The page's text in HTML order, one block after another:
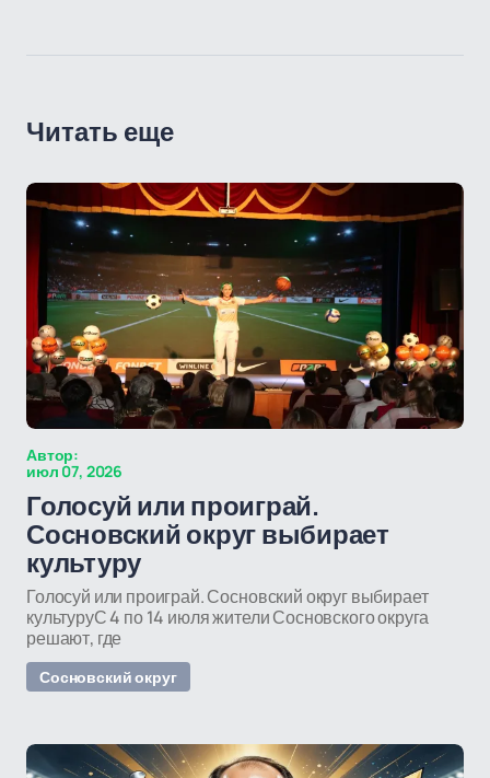
Читать еще
Автор:
июл 07, 2026
Голосуй или проиграй.
Сосновский округ выбирает
культуру
Голосуй или проиграй. Сосновский округ выбирает
культуруС 4 по 14 июля жители Сосновского округа
решают, где
Сосновский округ